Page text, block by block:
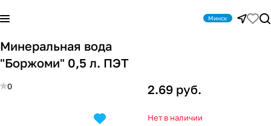
Минск
Минеральная вода
"Боржоми" 0,5 л. ПЭТ
0 2.69 руб.
Нет в наличии